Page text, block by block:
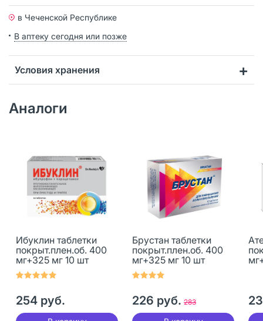
в Чеченской Республике
В аптеку сегодня или позже
Условия хранения
Аналоги
Ибуклин таблетки
покрыт.плен.об. 400
мг+325 мг 10 шт
254 руб.
Брустан таблетки
покрыт.плен.об. 400
мг+325 мг 10 шт
226 руб. 283